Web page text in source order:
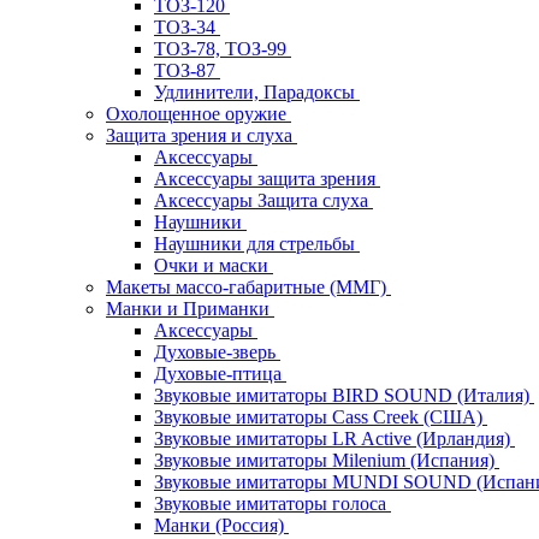
ТОЗ-120
ТОЗ-34
ТОЗ-78, ТОЗ-99
ТОЗ-87
Удлинители, Парадоксы
Охолощенное оружие
Защита зрения и слуха
Аксессуары
Аксессуары защита зрения
Аксессуары Защита слуха
Наушники
Наушники для стрельбы
Очки и маски
Макеты массо-габаритные (ММГ)
Манки и Приманки
Аксессуары
Духовые-зверь
Духовые-птица
Звуковые имитаторы BIRD SOUND (Италия)
Звуковые имитаторы Cass Creek (США)
Звуковые имитаторы LR Active (Ирландия)
Звуковые имитаторы Milenium (Испания)
Звуковые имитаторы MUNDI SOUND
Звуковые имитаторы голоса
Манки (Россия)